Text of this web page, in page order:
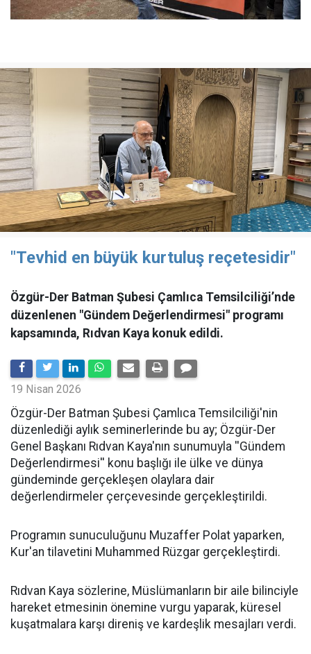
"Tevhid en büyük kurtuluş reçetesidir"
Özgür-Der Batman Şubesi Çamlıca Temsilciliği’nde
düzenlenen "Gündem Değerlendirmesi" programı
kapsamında, Rıdvan Kaya konuk edildi.
19 Nisan 2026
​Özgür-Der Batman Şubesi Çamlıca Temsilciliği'nin
düzenlediği aylık seminerlerinde bu ay; Özgür-Der
Genel Başkanı Rıdvan Kaya'nın sunumuyla ''Gündem
Değerlendirmesi'' konu başlığı ile ülke ve dünya
gündeminde gerçekleşen olaylara dair
değerlendirmeler çerçevesinde gerçekleştirildi.
Programın sunuculuğunu Muzaffer Polat yaparken,
Kur'an tilavetini Muhammed Rüzgar gerçekleştirdi.
Rıdvan Kaya sözlerine, Müslümanların bir aile bilinciyle
hareket etmesinin önemine vurgu yaparak, küresel
kuşatmalara karşı direniş ve kardeşlik mesajları verdi.